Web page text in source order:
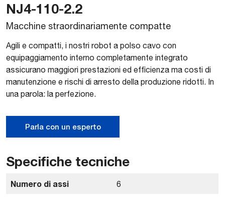
NJ4-110-2.2
Macchine straordinariamente compatte
Agili e compatti, i nostri robot a polso cavo con
equipaggiamento interno completamente integrato
assicurano maggiori prestazioni ed efficienza ma costi di
manutenzione e rischi di arresto della produzione ridotti. In
una parola: la perfezione.
Parla con un esperto
Specifiche tecniche
Numero di assi 6